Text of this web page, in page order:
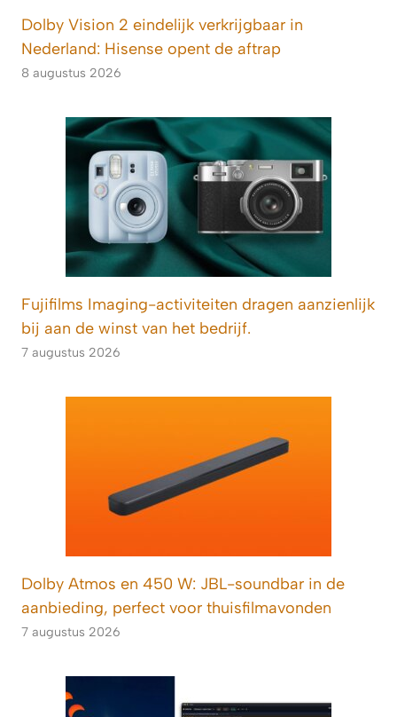
Dolby Vision 2 eindelijk verkrijgbaar in
Nederland: Hisense opent de aftrap
8 augustus 2026
Fujifilms Imaging-activiteiten dragen aanzienlijk
bij aan de winst van het bedrijf.
7 augustus 2026
Dolby Atmos en 450 W: JBL-soundbar in de
aanbieding, perfect voor thuisfilmavonden
7 augustus 2026